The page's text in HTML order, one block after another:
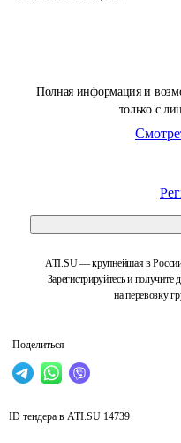
Полная информация и
только с
ATI.SU — крупнейшая в
Зарегистрируйтесь и получите
на перевозку
Поделиться
ID тендера в ATI.SU 14739